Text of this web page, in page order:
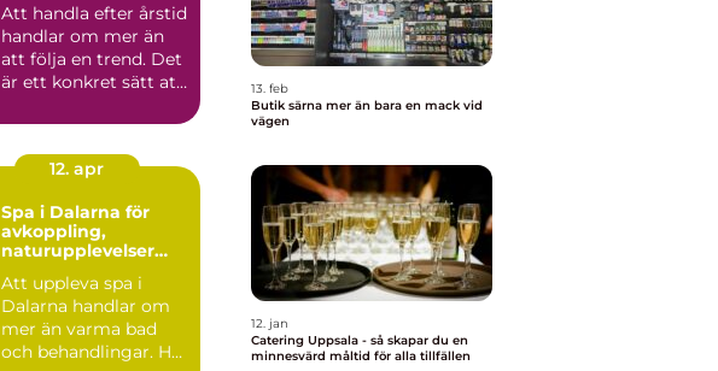
Att handla efter årstid
handlar om mer än
att följa en trend. Det
är ett konkret sätt att
12. apr
Spa i Dalarna för
avkoppling,
naturupplevelser
vistelser
Att uppleva spa i
Dalarna handlar om
mer än varma bad
och behandlingar. Här
13. feb
Butik särna mer än bara en mack vid
vägen
12. jan
Catering Uppsala - så skapar du en
minnesvärd måltid för alla tillfällen